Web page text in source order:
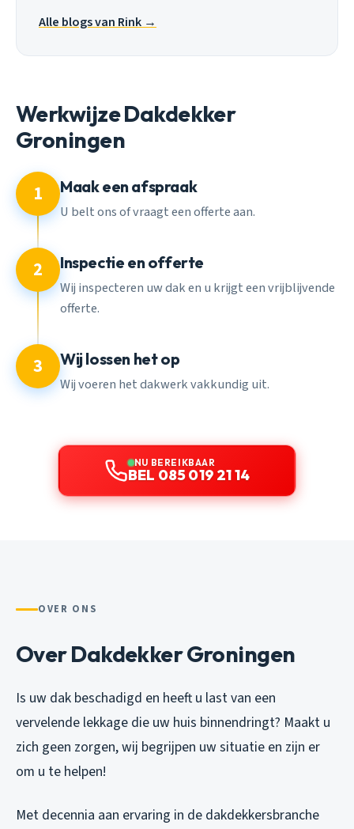
Alle blogs van Rink →
Werkwijze Dakdekker
Groningen
1 Maak een afspraak
U belt ons of vraagt een offerte aan.
2 Inspectie en offerte
Wij inspecteren uw dak en u krijgt een vrijblijvende
offerte.
3 Wij lossen het op
Wij voeren het dakwerk vakkundig uit.
NU BEREIKBAAR
BEL 085 019 21 14
OVER ONS
Over Dakdekker Groningen
Is uw dak beschadigd en heeft u last van een
vervelende lekkage die uw huis binnendringt? Maakt u
zich geen zorgen, wij begrijpen uw situatie en zijn er
om u te helpen!
Met decennia aan ervaring in de dakdekkersbranche